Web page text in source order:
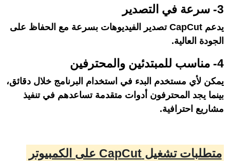
3- سرعة في التصدير
يدعم CapCut تصدير الفيديوهات بسرعة مع الحفاظ على
الجودة العالية.
4- مناسب للمبتدئين والمحترفين
يمكن لأي مستخدم البدء في استخدام البرنامج خلال دقائق،
بينما يجد المحترفون أدوات متقدمة تساعدهم في تنفيذ
مشاريع احترافية.
متطلبات تشغيل CapCut على الكمبيوتر